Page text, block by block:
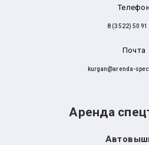
Телефон
8 (3522) 50 91
Почта
kurgan@arenda-
Аренда